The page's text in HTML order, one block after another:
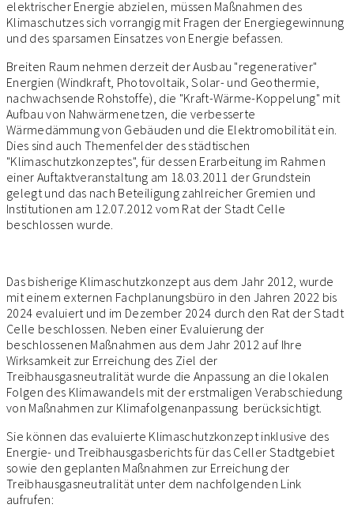
elektrischer Energie abzielen, müssen Maßnahmen des
Klimaschutzes sich vorrangig mit Fragen der Energiegewinnung
und des sparsamen Einsatzes von Energie befassen.
Breiten Raum nehmen derzeit der Ausbau "regenerativer"
Energien (Windkraft, Photovoltaik, Solar- und Geothermie,
nachwachsende Rohstoffe), die "Kraft-Wärme-Koppelung" mit
Aufbau von Nahwärmenetzen, die verbesserte
Wärmedämmung von Gebäuden und die Elektromobilität ein.
Dies sind auch Themenfelder des städtischen
"Klimaschutzkonzeptes", für dessen Erarbeitung im Rahmen
einer Auftaktveranstaltung am 18.03.2011 der Grundstein
gelegt und das nach Beteiligung zahlreicher Gremien und
Institutionen am 12.07.2012 vom Rat der Stadt Celle
beschlossen wurde.
Das bisherige Klimaschutzkonzept aus dem Jahr 2012, wurde
mit einem externen Fachplanungsbüro in den Jahren 2022 bis
2024 evaluiert und im Dezember 2024 durch den Rat der Stadt
Celle beschlossen. Neben einer Evaluierung der
beschlossenen Maßnahmen aus dem Jahr 2012 auf Ihre
Wirksamkeit zur Erreichung des Ziel der
Treibhausgasneutralität wurde die Anpassung an die lokalen
Folgen des Klimawandels mit der erstmaligen Verabschiedung
von Maßnahmen zur Klimafolgenanpassung berücksichtigt.
Sie können das evaluierte Klimaschutzkonzept inklusive des
Energie- und Treibhausgasberichts für das Celler Stadtgebiet
sowie den geplanten Maßnahmen zur Erreichung der
Treibhausgasneutralität unter dem nachfolgenden Link
aufrufen: